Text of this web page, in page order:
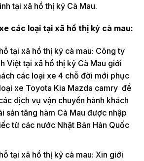
tại xã hồ thị kỷ Cà Mau.
các loại tại xã hồ thị kỷ cà mau:
tại xã hồ thị kỷ cà mau: Công ty
Việt tại xã hồ thị kỷ Cà Mau giới
các loại xe 4 chỗ đời mới phục
xe Toyota Kia Mazda camry để
dịch vụ vận chuyển hành khách
sản tăng hàm Cà Mau được nhập
từ các nước Nhật Bản Hàn Quốc
tại xã hồ thị kỷ cà mau: Xin giới